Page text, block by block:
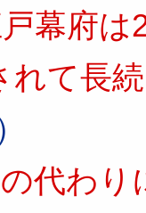
幕府は
れて長
代わり